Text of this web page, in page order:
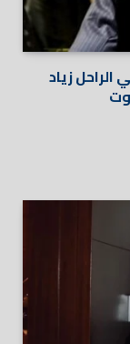
الراحل زياد